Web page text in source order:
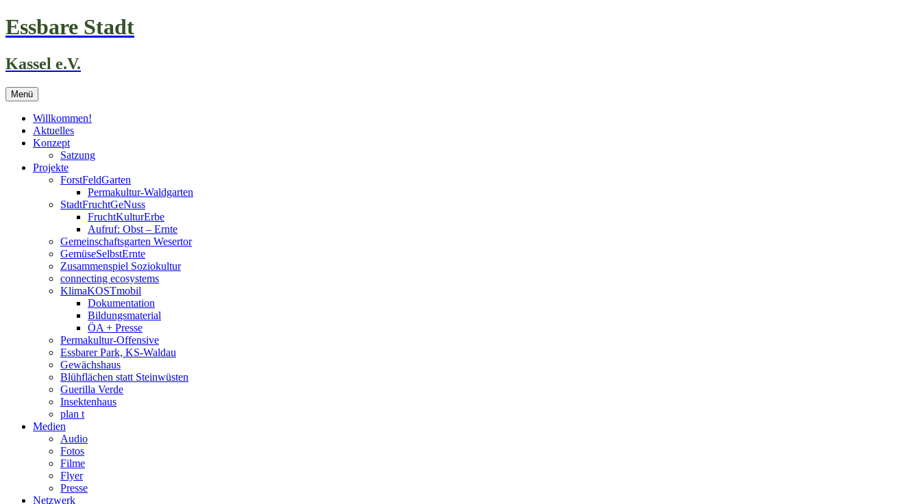
Zum
Inhalt
Essbare Stadt
Kassel e.V.
Menü
Willkommen!
Aktuelles
Konzept
Satzung
Projekte
ForstFeldGarten
Permakultur-Waldgarten
StadtFruchtGeNuss
FruchtKulturErbe
Aufruf: Obst – Ernte
Gemeinschaftsgarten Wesertor
GemüseSelbstErnte
Zusammenspiel Soziokultur
connecting ecosystems
KlimaKOSTmobil
Dokumentation
Bildungsmaterial
ÖA + Presse
Permakultur-Offensive
Essbarer Park, KS-Waldau
Gewächshaus
Blühflächen statt Steinwüsten
Guerilla Verde
Insektenhaus
plan t
Medien
Audio
Fotos
Filme
Flyer
Presse
Netzwerk